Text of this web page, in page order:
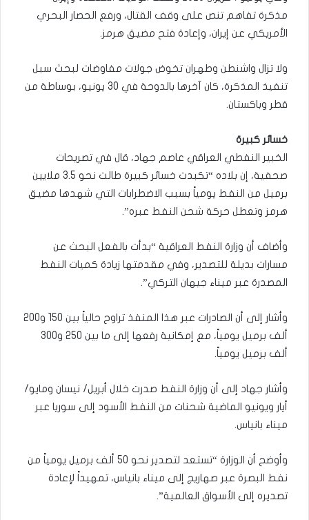
مذكرة تفاهم تنص على وقف القتال، ورفع الحصار البحري
الأمريكي عن إيران، وإعادة فتح مضيق هرمز.
ولا تزال واشنطن وطهران تخوض جولات مفاوضات لبحث سبل
تنفيذ المذكرة، كان آخرها بالدوحة في 30 يونيو، بوساطة من
قطر وباكستان.
خسائر كبيرة
الخبير النفطي العراقي عاصم جهاد، قال في تصريحات
صحفية، إن بلاده “تكبدت خسائر كبيرة طالت نحو 3.5 ملايين
برميل من النفط يومياً بسبب الاضطرابات التي شهدها مضيق
هرمز وتعطل حركة شحن النفط عبره”.
وأضاف أن وزارة النفط العراقية “بدأت بالفعل البحث عن
مسارات بديلة للتصدير، وفي مقدمتها زيادة كميات النفط
المصدرة عبر ميناء جيهان التركي”.
وأشار إلى أن الصادرات عبر هذا المنفذ تراوح حالياً بين 150 و200
ألف برميل يومياً، مع إمكانية رفعها إلى ما بين 250 و300
ألف برميل يومياً.
وأشار جهاد إلى أن وزارة النفط صدرت خلال أبريل/ نيسان ومايو/
أيار ويونيو الماضية شحنات من النفط الأسود إلى سوريا عبر
ميناء بانياس.
وأوضح أن الوزارة “تستعد لتصدير نحو 50 ألف برميل يومياً من
نفط البصرة عبر صهاريج إلى ميناء بانياس، تمهيداً لإعادة
تصديره إلى الأسواق العالمية”.